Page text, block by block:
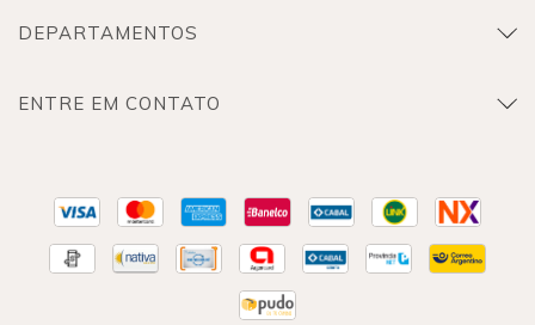
DEPARTAMENTOS
ENTRE EM CONTATO